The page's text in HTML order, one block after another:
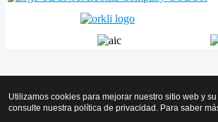
Volver arriba
© 2026 AMICYF - Asociación Mantenedores
Utilizamos cookies para mejorar nuestro sitio web y
consulte nuestra política de privacidad. Para saber